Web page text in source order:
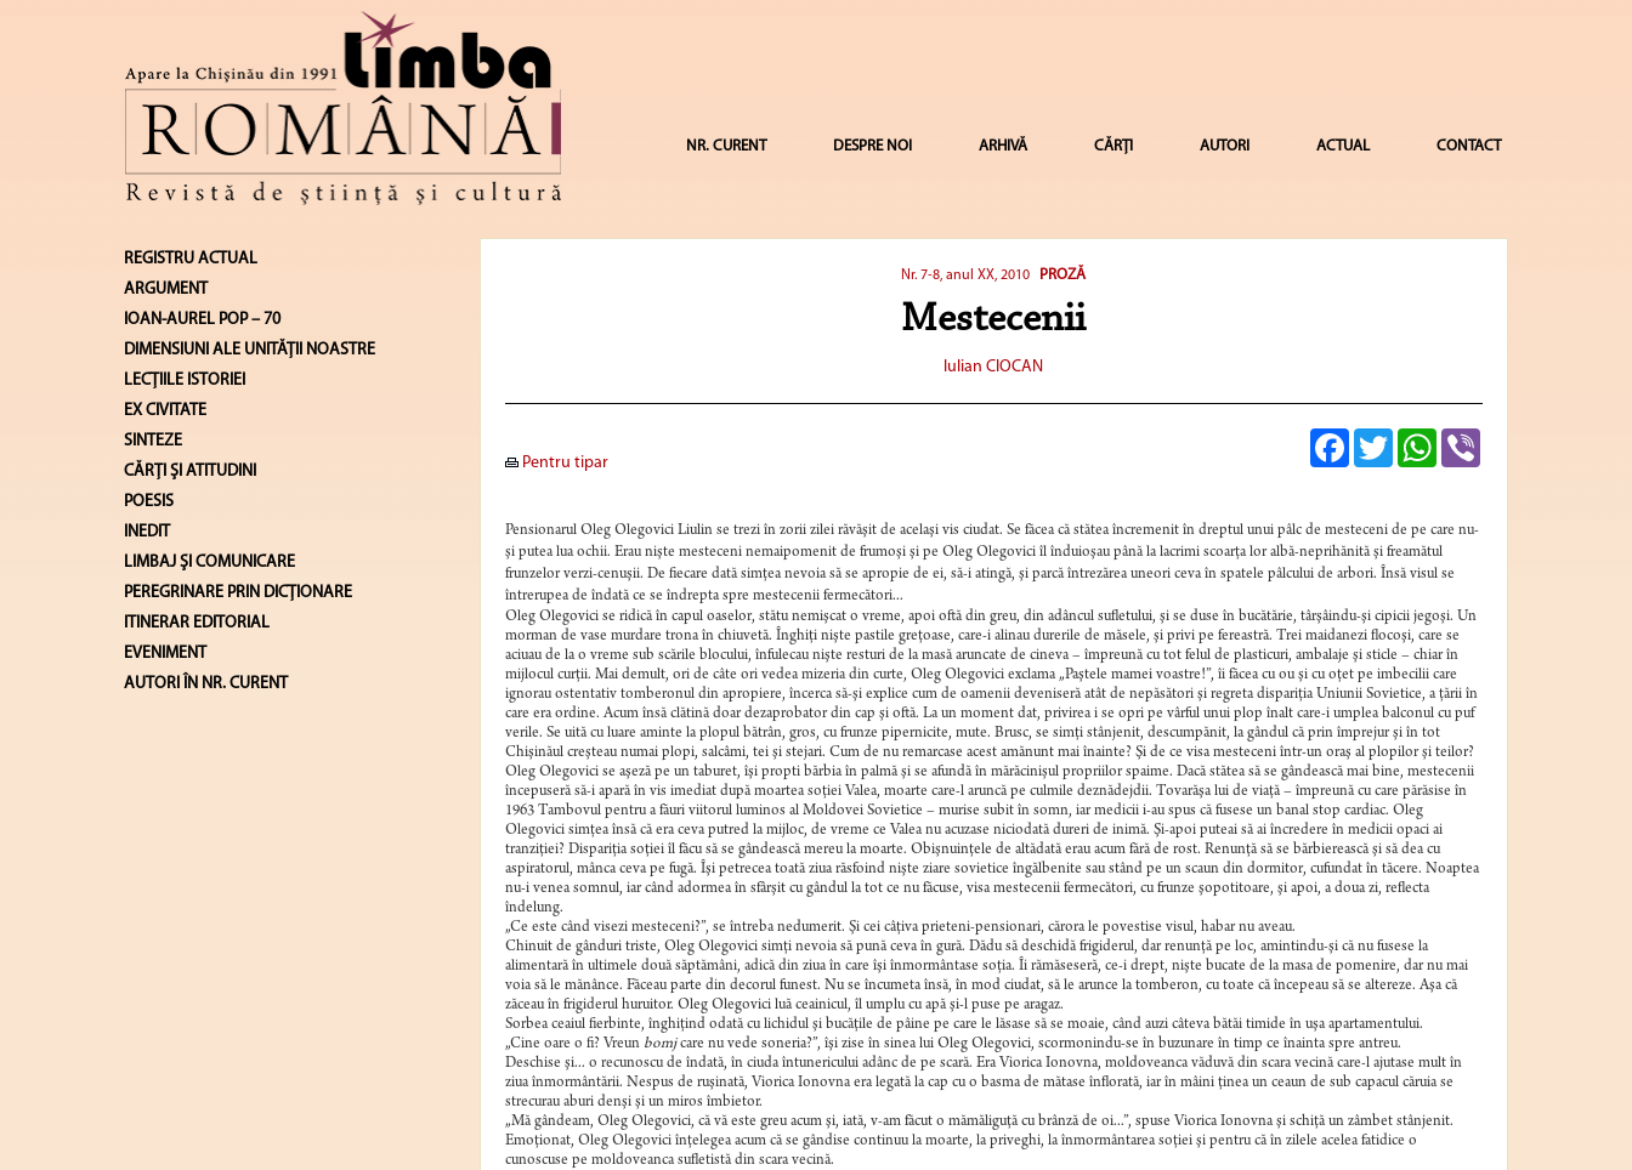
NR. CURENT DESPRE NOI ARHIVĂ CĂRȚI AUTORI ACTUAL CONTACT
REGISTRU ACTUAL
ARGUMENT
IOAN-AUREL POP – 70
DIMENSIUNI ALE UNITĂŢII NOASTRE
LECŢIILE ISTORIEI
EX CIVITATE
SINTEZE
CĂRŢI ŞI ATITUDINI
POESIS
INEDIT
LIMBAJ ŞI COMUNICARE
PEREGRINARE PRIN DICȚIONARE
ITINERAR EDITORIAL
EVENIMENT
AUTORI ÎN NR. CURENT
Nr. 7-8, anul XX, 2010 PROZĂ
Mestecenii
Iulian CIOCAN
Pentru tipar
FacebookTwitterWhatsApp
Pensionarul Oleg Olegovici Liulin se trezi în zorii zilei răvăşit de acelaşi vis ciudat. Se făcea că stătea încremenit în dreptul unui pâlc de mesteceni de pe care nu-
şi putea lua ochii. Erau nişte mesteceni nemaipomenit de frumoşi şi pe Oleg Olegovici îl înduioşau până la lacrimi scoarţa lor albă-neprihănită şi freamătul
frunzelor verzi-cenuşii. De fiecare dată simţea nevoia să se apropie de ei, să-i atingă, şi parcă întrezărea uneori ceva în spatele pâlcului de arbori. Însă visul se
întrerupea de îndată ce se îndrepta spre mestecenii fermecători...
Oleg Olegovici se ridică în capul oaselor, stătu nemişcat o vreme, apoi oftă din greu, din adâncul sufletului, şi se duse în bucătărie, târşâindu-şi cipicii jegoşi. Un
morman de vase murdare trona în chiuvetă. Înghiţi nişte pastile greţoase, care-i alinau durerile de măsele, şi privi pe fereastră. Trei maidanezi flocoşi, care se
aciuau de la o vreme sub scările blocului, înfulecau nişte resturi de la masă aruncate de cineva – împreună cu tot felul de plasticuri, ambalaje şi sticle – chiar în
mijlocul curţii. Mai demult, ori de câte ori vedea mizeria din curte, Oleg Olegovici exclama „Paştele mamei voastre!”, îi făcea cu ou şi cu oţet pe imbecilii care
ignorau ostentativ tomberonul din apropiere, încerca să-şi explice cum de oamenii deveniseră atât de nepăsători şi regreta dispariţia Uniunii Sovietice, a ţării în
care era ordine. Acum însă clătină doar dezaprobator din cap şi oftă. La un moment dat, privirea i se opri pe vârful unui plop înalt care-i umplea balconul cu puf
verile. Se uită cu luare aminte la plopul bătrân, gros, cu frunze pipernicite, mute. Brusc, se simţi stânjenit, descumpănit, la gândul că prin împrejur şi în tot
Chişinăul creşteau numai plopi, salcâmi, tei şi stejari. Cum de nu remarcase acest amănunt mai înainte? Şi de ce visa mesteceni într-un oraş al plopilor şi teilor?
Oleg Olegovici se aşeză pe un taburet, îşi propti bărbia în palmă şi se afundă în mărăcinişul propriilor spaime. Dacă stătea să se gândească mai bine, mestecenii
începuseră să-i apară în vis imediat după moartea soţiei Valea, moarte care-l aruncă pe culmile deznădejdii. Tovarăşa lui de viaţă – împreună cu care părăsise în
1963 Tambovul pentru a făuri viitorul luminos al Moldovei Sovietice – murise subit în somn, iar medicii i-au spus că fusese un banal stop cardiac. Oleg
Olegovici simţea însă că era ceva putred la mijloc, de vreme ce Valea nu acuzase niciodată dureri de inimă. Şi-apoi puteai să ai încredere în medicii opaci ai
tranziţiei? Dispariţia soţiei îl făcu să se gândească mereu la moarte. Obişnuinţele de altădată erau acum fără de rost. Renunţă să se bărbierească şi să dea cu
aspiratorul, mânca ceva pe fugă. Îşi petrecea toată ziua răsfoind nişte ziare sovietice îngălbenite sau stând pe un scaun din dormitor, cufundat în tăcere. Noaptea
nu-i venea somnul, iar când adormea în sfârşit cu gândul la tot ce nu făcuse, visa mestecenii fermecători, cu frunze şopotitoare, şi apoi, a doua zi, reflecta
îndelung.
„Ce este când visezi mesteceni?”, se întreba nedumerit. Şi cei câţiva prieteni-pensionari, cărora le povestise visul, habar nu aveau.
Chinuit de gânduri triste, Oleg Olegovici simţi nevoia să pună ceva în gură. Dădu să deschidă frigiderul, dar renunţă pe loc, amintindu-şi că nu fusese la
alimentară în ultimele două săptămâni, adică din ziua în care îşi înmormântase soţia. Îi rămăseseră, ce-i drept, nişte bucate de la masa de pomenire, dar nu mai
voia să le mănânce. Făceau parte din decorul funest. Nu se încumeta însă, în mod ciudat, să le arunce la tomberon, cu toate că începeau să se altereze. Aşa că
zăceau în frigiderul huruitor. Oleg Olegovici luă ceainicul, îl umplu cu apă şi-l puse pe aragaz.
Sorbea ceaiul fierbinte, înghiţind odată cu lichidul şi bucăţile de pâine pe care le lăsase să se moaie, când auzi câteva bătăi timide în uşa apartamentului.
„Cine oare o fi? Vreun bomjcare nu vede soneria?”, îşi zise în sinea lui Oleg Olegovici, scormonindu-se în buzunare în timp ce înainta spre antreu.
Deschise şi... o recunoscu de îndată, în ciuda întunericului adânc de pe scară. Era Viorica Ionovna, moldoveanca văduvă din scara vecină care-l ajutase mult în
ziua înmormântării. Nespus de ruşinată, Viorica Ionovna era legată la cap cu o basma de mătase înflorată, iar în mâini ţinea un ceaun de sub capacul căruia se
strecurau aburi denşi şi un miros îmbietor.
„Mă gândeam, Oleg Olegovici, că vă este greu acum şi, iată, v-am făcut o mămăliguţă cu brânză de oi...”, spuse Viorica Ionovna şi schiţă un zâmbet stânjenit.
Emoţionat, Oleg Olegovici înţelegea acum că se gândise continuu la moarte, la priveghi, la înmormântarea soţiei şi pentru că în zilele acelea fatidice o
cunoscuse pe moldoveanca sufletistă din scara vecină.